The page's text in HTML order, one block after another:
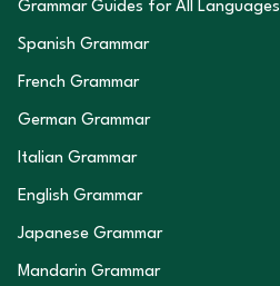
Grammar Guides for All Languages
Spanish Grammar
French Grammar
German Grammar
Italian Grammar
English Grammar
Japanese Grammar
Mandarin Grammar